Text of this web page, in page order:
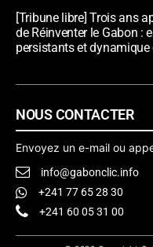
[Tribune libre] Trois ans
de Réinventer le Gabon :
persistants et dynamique
NOUS CONTACTER
Envoyez un e-mail ou
info@gabonclic.info
+241 77 65 28 30
+241 60 05 31 00